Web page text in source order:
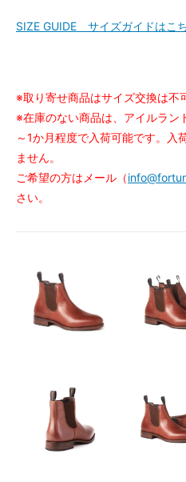
SIZE GUIDE サイズガイドはこ
※取り寄せ商品はサイズ交換は不
※在庫のない商品は、アイルラン
～1か月程度で入荷可能です。入
ません。
ご希望の方はメール（
さい。